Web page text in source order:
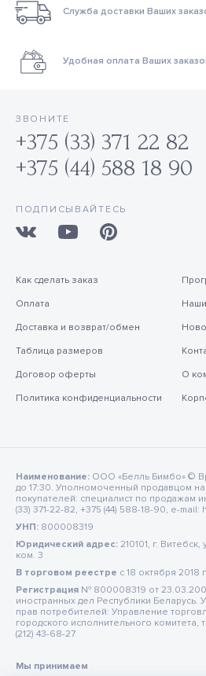
Служба доставки Ваших
Удобная оплата Ваших
ЗВОНИТЕ
+375 (33) 371 22 82
+375 (44) 588 18 90
ПОДПИСЫВАЙТЕСЬ
Как сделать заказ
Оплата
Доставка и возврат/обмен
Таблица размеров
Договор оферты
Политика конфиденциальности
О
Наименование: ООО «Белль Бимбо» ©
до 17:30. Уполномоченный продавцом
покупателей: специалист по продажам
(33) 371-22-82, +375 (44) 588-18-90, e-
УНП: 800008319
Юридический адрес: 210101, г.
ком. 3
В торговом реестре c 18 октября 2018
Регистрация № 800008319 от
иностранных дел Республики
прав потребителей: Управление
городского исполнительного комитета,
(212) 43-68-27
Мы принимаем